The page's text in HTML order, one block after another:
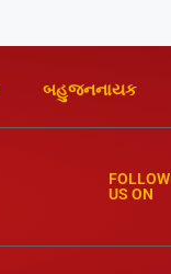
બહુજનનાયક
FOLLOW
US ON